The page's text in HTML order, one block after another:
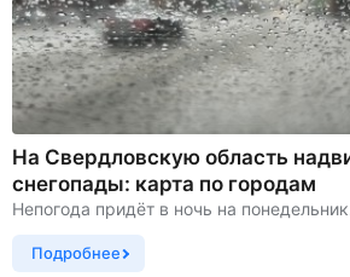
На Свердловскую область
снегопады: карта по городам
Непогода придёт в ночь на
Подробнее